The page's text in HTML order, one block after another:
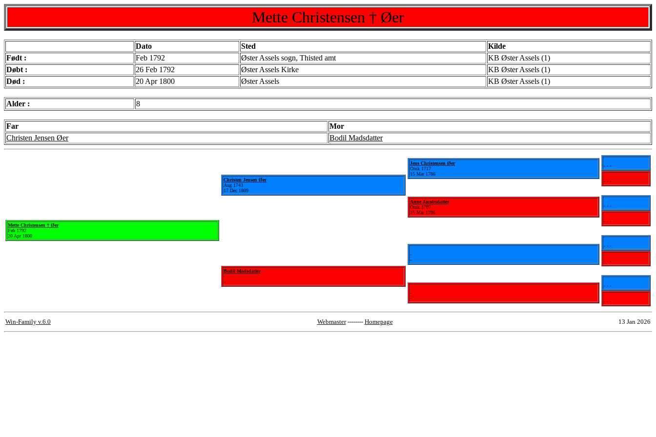
Mette Christensen † Øer
Dato Sted
Kilde
Født :
Feb 1792 Øster Assels sogn, Thisted amt
KB Øster Assels (1)
Døbt :
26 Feb 1792 Øster Assels Kirke
KB Øster Assels (1)
Død :
20 Apr 1800 Øster Assels KB Øster Assels (1)
Alder : 8
Far
Mor
Christen Jensen Øer
Bodil Madsdatter
Mette Christensen † Øer
Feb 1792
20 Apr 1800
Christen Jensen Øer
Aug 1743
17 Dec 1809
Bodil Madsdatter
-
-
Jens Christensen Øer
Omk 1717
15 Mar 1786
Anne Jacobsdatter
Omk 1707
15 Mar 1786
-
-
-
-
- - -
- - -
- - -
- - -
- - -
- - -
- - -
- - -
Win-Family v.6.0 Webmaster-------- Homepage 13 Jan 2026